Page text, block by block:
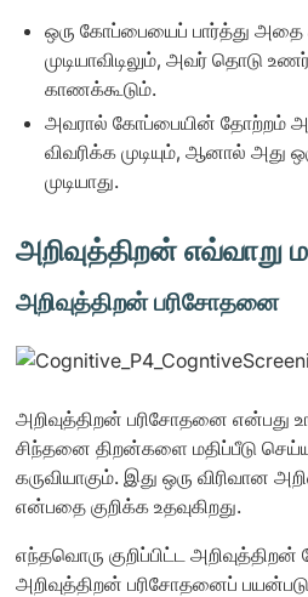
ஒரு கோப்பையைப் பார்த்து
முடியாவிடிலும், அவர் தொடு
காணக்கூடும்.
அவரால் கோப்பையின் தோற்றம்
விவரிக்க முடியும், ஆனால்
முடியாது.
அறிவுத்திறன் எவ்வாறு
அறிவுத்திறன் பரிசோதனை
அறிவுத்திறன் பரிசோதனை என்பது
சிந்தனை திறன்களை மதிப்பீடு
கருவியாகும். இது ஒரு விரிவான
என்பதை குறிக்க உதவுகிறது.
எந்தவொரு குறிப்பிட்ட
அறிவுத்திறன் பரிசோதனைப்